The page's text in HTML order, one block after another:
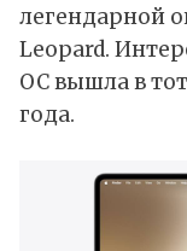
легендарной
Leopard.
ОСвышла в
года.